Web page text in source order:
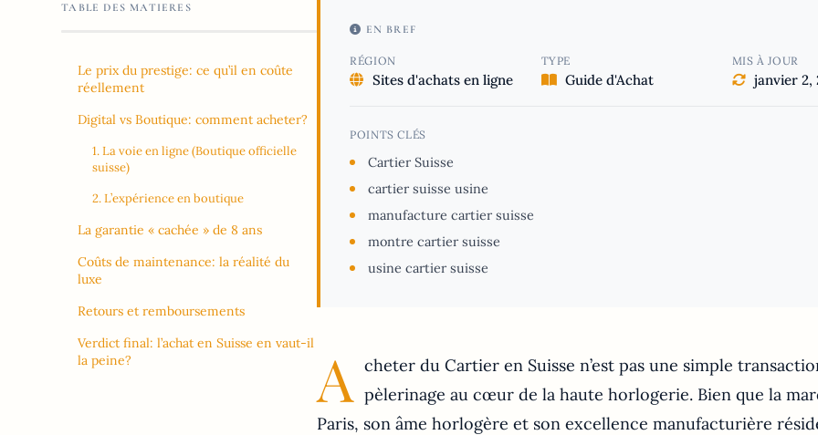
TABLE DES MATIERES
Le prix du prestige: ce qu’il en coûte
réellement
Digital vs Boutique: comment acheter?
1. La voie en ligne (Boutique officielle
suisse)
2. L’expérience en boutique
La garantie « cachée » de 8 ans
Coûts de maintenance: la réalité du
luxe
Retours et remboursements
Verdict final: l’achat en Suisse en vaut-il
la peine?
EN BREF
RÉGION
Sites d'achats en ligne
TYPE
Guide d'Achat
MIS À JOUR
janvier 2,
POINTS CLÉS
Cartier Suisse
cartier suisse usine
manufacture cartier suisse
montre cartier suisse
usine cartier suisse
A cheter du Cartier en Suisse n’est pas une simple
pèlerinage au cœur de la haute horlogerie. Bien que la
Paris, son âme horlogère et son excellence manufacturière